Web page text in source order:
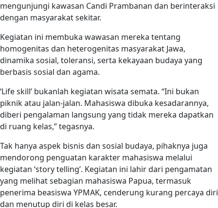
mengunjungi kawasan Candi Prambanan dan berinteraksi
dengan masyarakat sekitar.
Kegiatan ini membuka wawasan mereka tentang
homogenitas dan heterogenitas masyarakat Jawa,
dinamika sosial, toleransi, serta kekayaan budaya yang
berbasis sosial dan agama.
‘Life skill’ bukanlah kegiatan wisata semata. “Ini bukan
piknik atau jalan-jalan. Mahasiswa dibuka kesadarannya,
diberi pengalaman langsung yang tidak mereka dapatkan
di ruang kelas,” tegasnya.
Tak hanya aspek bisnis dan sosial budaya, pihaknya juga
mendorong penguatan karakter mahasiswa melalui
kegiatan ‘story telling’. Kegiatan ini lahir dari pengamatan
yang melihat sebagian mahasiswa Papua, termasuk
penerima beasiswa YPMAK, cenderung kurang percaya diri
dan menutup diri di kelas besar.